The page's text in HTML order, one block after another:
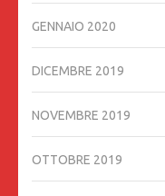
GENNAIO 2020
DICEMBRE 2019
NOVEMBRE 2019
OTTOBRE 2019